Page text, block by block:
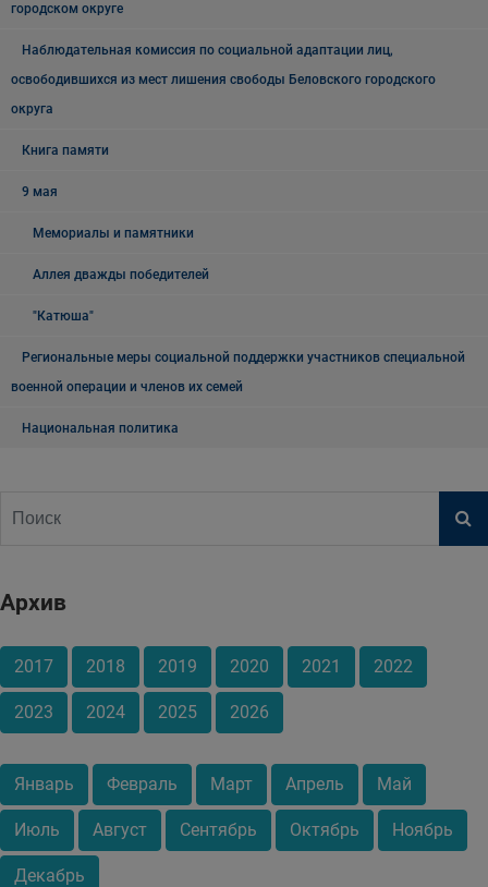
городском округе
Наблюдательная комиссия по социальной адаптации лиц,
освободившихся из мест лишения свободы Беловского городского
округа
Книга памяти
9 мая
Мемориалы и памятники
Аллея дважды победителей
"Катюша"
Региональные меры социальной поддержки участников специальной
военной операции и членов их семей
Национальная политика
Архив
2017 2018 2019 2020 2021 2022
2023 2024 2025 2026
Январь Февраль Март Апрель Май
Июль Август Сентябрь Октябрь Ноябрь
Декабрь